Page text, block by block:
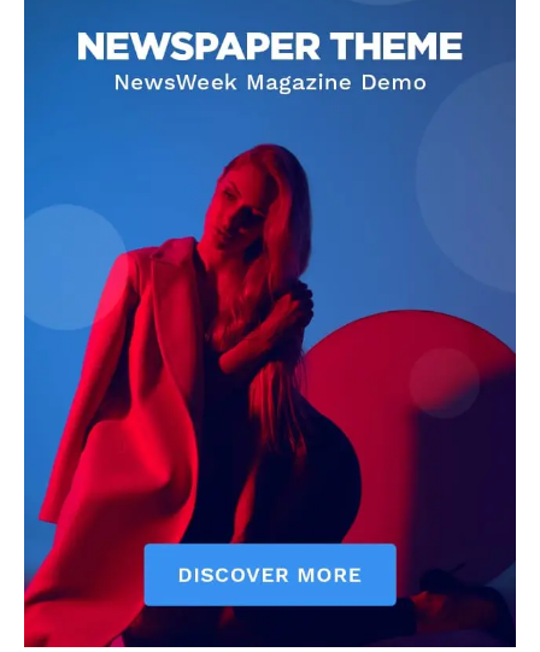
DOWNLOAD NOW
AIN NEWS 1
Contact Us
About Us
Privacy Policy
Terms of Use Agreement
Facebook
X WhatsApp
Share